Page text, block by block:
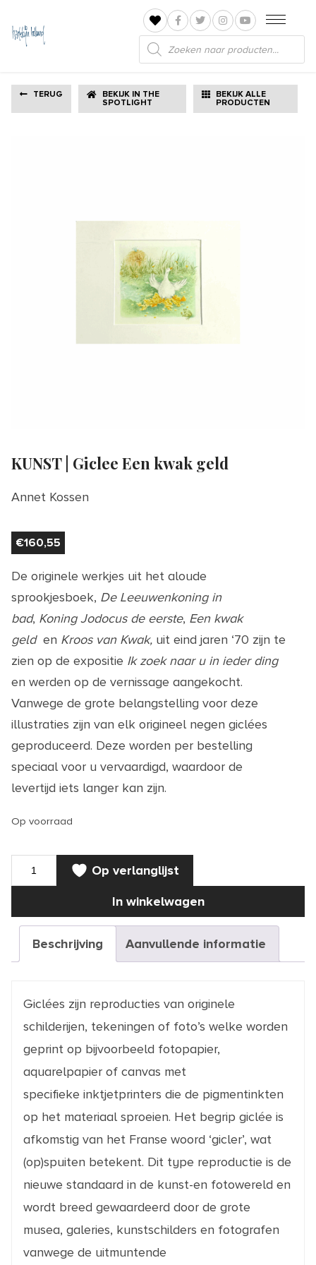
Producten
zoeken
TERUG
BEKIJK IN THE
SPOTLIGHT
BEKIJK ALLE
PRODUCTEN
KUNST | Giclee Een kwak geld
Annet Kossen
€160,55
De originele werkjes uit het aloude
sprookjesboek, De Leeuwenkoning in
bad, Koning Jodocus de eerste, Een kwak
geld en Kroos van Kwak, uit eind jaren ‘70 zijn te
zien op de expositie Ik zoek naar u in ieder ding
en werden op de vernissage aangekocht.
Vanwege de grote belangstelling voor deze
illustraties zijn van elk origineel negen giclées
geproduceerd. Deze worden per bestelling
speciaal voor u vervaardigd, waardoor de
levertijd iets langer kan zijn.
Op voorraad
KUNST
Giclee
geld
aantal
In winkelwagen
Op verlanglijst
Beschrijving Aanvullende informatie
Giclées zijn reproducties van originele
schilderijen, tekeningen of foto’s welke worden
geprint op bijvoorbeeld fotopapier,
aquarelpapier of canvas met
specifieke inktjetprinters die de pigmentinkten
op het materiaal sproeien. Het begrip giclée is
afkomstig van het Franse woord ‘gicler’, wat
(op)spuiten betekent. Dit type reproductie is de
nieuwe standaard in de kunst-en fotowereld en
wordt breed gewaardeerd door de grote
musea, galeries, kunstschilders en fotografen
vanwege de uitmuntende